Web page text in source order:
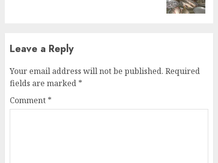
Leave a Reply
Your email address will not be published. Required
fields are marked *
Comment *